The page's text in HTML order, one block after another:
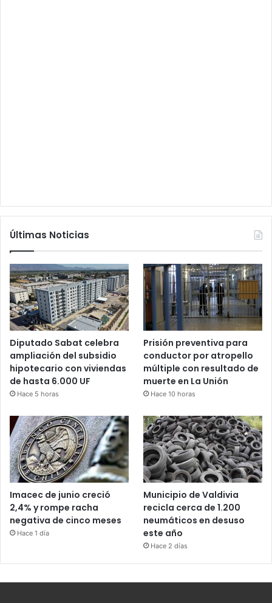
Últimas Noticias
Diputado Sabat celebra
ampliación del subsidio
hipotecario con viviendas
de hasta 6.000 UF
Hace 5 horas
Prisión preventiva para
conductor por atropello
múltiple con resultado de
muerte en La Unión
Hace 10 horas
Imacec de junio creció
2,4% y rompe racha
negativa de cinco meses
Hace 1 día
Municipio de Valdivia
recicla cerca de 1.200
neumáticos en desuso
este año
Hace 2 días